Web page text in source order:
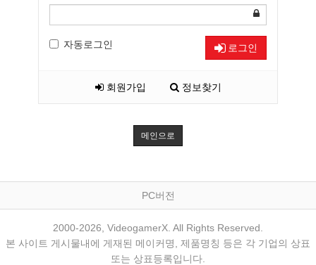
자동로그인 로그인
회원가입 정보찾기
메인으로
PC버전
2000-2026, VideogamerX. All Rights Reserved.
본 사이트 게시물내에 게재된 메이커명, 제품명칭 등은 각 기업의 상표
또는 상표등록입니다.